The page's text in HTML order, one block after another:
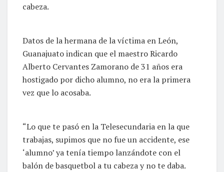
cabeza.
Datos de la hermana de la víctima en León,
Guanajuato indican que el maestro Ricardo
Alberto Cervantes Zamorano de 31 años era
hostigado por dicho alumno, no era la primera
vez que lo acosaba.
“Lo que te pasó en la Telesecundaria en la que
trabajas, supimos que no fue un accidente, ese
‘alumno’ ya tenía tiempo lanzándote con el
balón de basquetbol a tu cabeza y no te daba.